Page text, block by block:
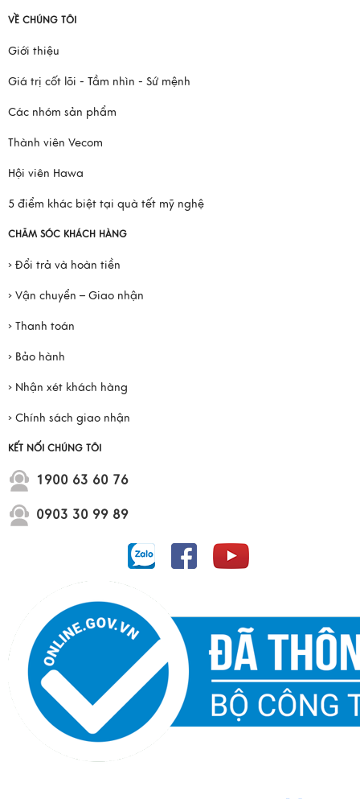
VỀ CHÚNG TÔI
Giới thiệu
Giá trị cốt lõi - Tầm nhìn - Sứ mệnh
Các nhóm sản phẩm
Thành viên Vecom
Hội viên Hawa
5 điểm khác biệt tại quà tết mỹ nghệ
CHĂM SÓC KHÁCH HÀNG
› Đổi trả và hoàn tiền
› Vận chuyển – Giao nhận
› Thanh toán
› Bảo hành
› Nhận xét khách hàng
› Chính sách giao nhận
KẾT NỐI CHÚNG TÔI
1900 63 60 76
0903 30 99 89